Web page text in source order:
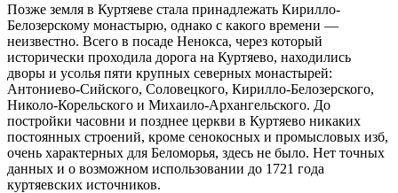
Позже земля в Куртяеве стала принадлежать Кирилло-
Белозерскому монастырю, однако с какого времени —
неизвестно. Всего в посаде Ненокса, через который
исторически проходила дорога на Куртяево, находились
дворы и усолья пяти крупных северных монастырей:
Антониево-Сийского, Соловецкого, Кирилло-Белозерского,
Николо-Корельского и Михаило-Архангельского. До
постройки часовни и позднее церкви в Куртяево никаких
постоянных строений, кроме сенокосных и промысловых изб,
очень характерных для Беломорья, здесь не было. Нет точных
данных и о возможном использовании до 1721 года
куртяевских источников.